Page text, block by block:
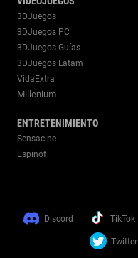
3DJuegos
3DJuegos PC
3DJuegos Guías
3DJuegos Latam
VidaExtra
Millenium
ENTRETENIMIENTO
Sensacine
Espinof
Discord TikTok
Twitter